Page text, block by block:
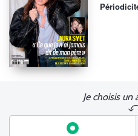
Je choisis